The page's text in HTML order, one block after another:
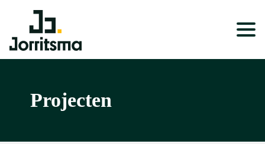
Service & Onderhoud
Projecten